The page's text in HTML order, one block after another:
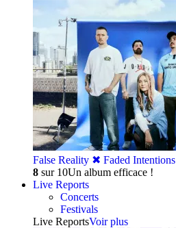
False Reality ✖︎ Faded Intentions
8 sur 10Un album efficace !
Live Reports
Concerts
Festivals
Live ReportsVoir plus